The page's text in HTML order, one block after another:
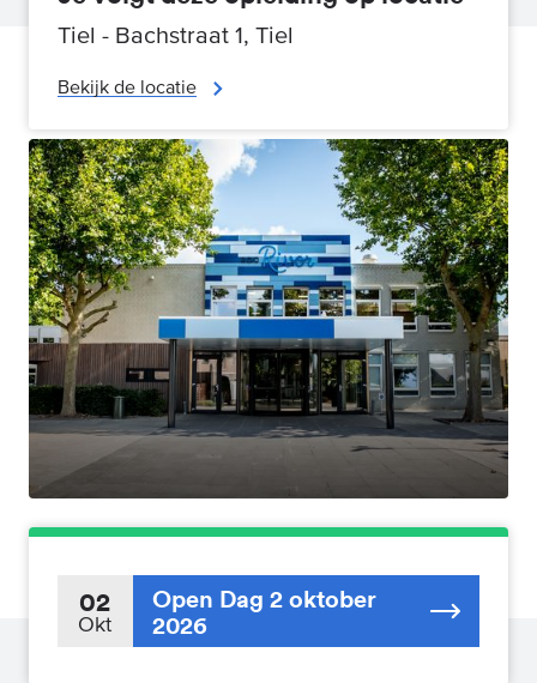
Tiel - Bachstraat 1, Tiel
Bekijk de locatie
02
Okt
Open Dag 2 oktober
2026